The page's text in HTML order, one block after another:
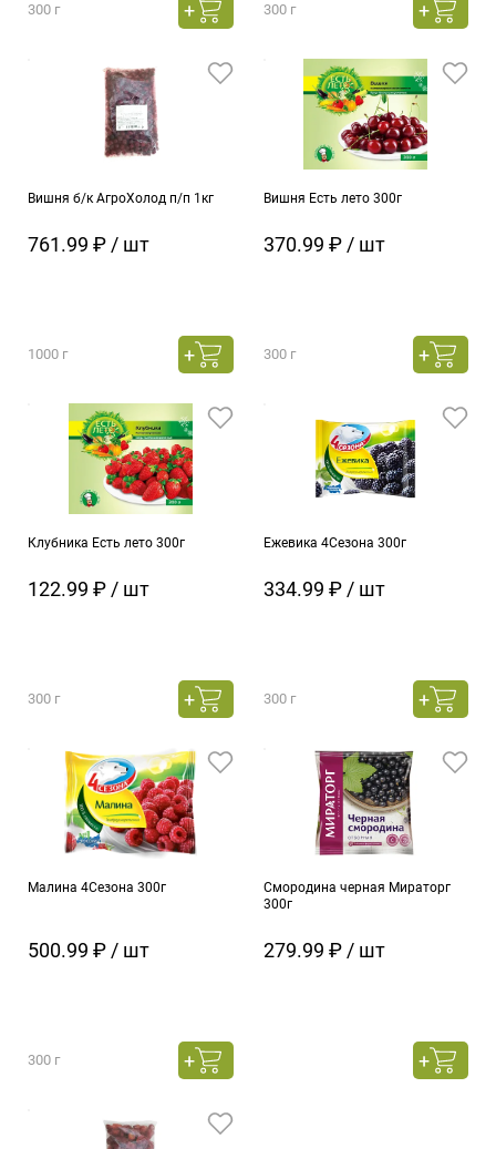
300 г 300 г
Вишня б/к АгроХолод п/п 1кг
761.99 ₽ / шт
1000 г
Вишня Есть лето 300г
370.99 ₽ / шт
300 г
Клубника Есть лето 300г
122.99 ₽ / шт
300 г
Ежевика 4Сезона 300г
334.99 ₽ / шт
300 г
Малина 4Сезона 300г
500.99 ₽ / шт
300 г
Смородина черная Мираторг
300г
279.99 ₽ / шт